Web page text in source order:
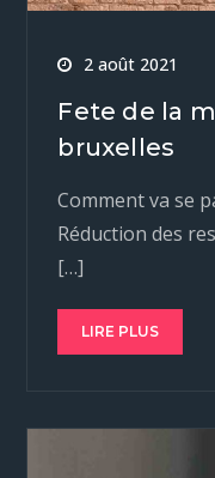
2 août 2021
Fete de la
bruxelles
Comment va se
Réduction des
[…]
LIRE PLUS